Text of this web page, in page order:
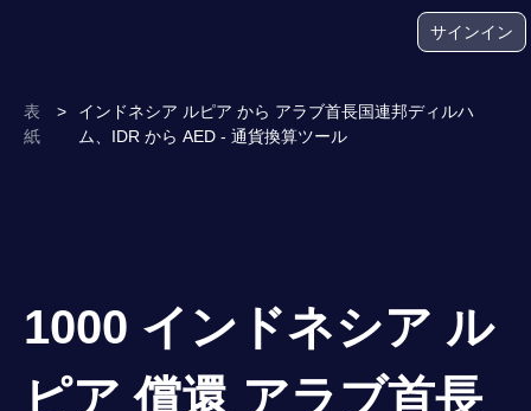
サインイン
表
紙
>
インドネシア ルピア から アラブ首長国連邦ディルハ
ム、IDR から AED - 通貨換算ツール
1000 インドネシア ル
ピア 償還 アラブ首長